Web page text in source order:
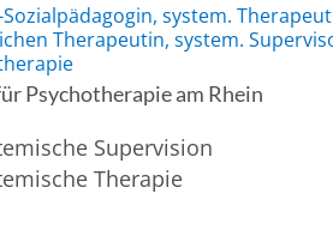
system.
Therapeutin, system.
Psychotherapie am Rhein
Supervision
Therapie